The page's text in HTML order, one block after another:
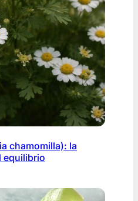
chamomilla): la
equilibrio